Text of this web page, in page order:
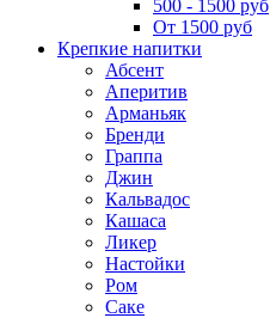
500 - 1500 руб
От 1500 руб
Крепкие напитки
Абсент
Аперитив
Арманьяк
Бренди
Граппа
Джин
Кальвадос
Кашаса
Ликер
Настойки
Ром
Саке